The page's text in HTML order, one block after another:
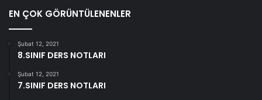
EN ÇOK GÖRÜNTÜLENENLER
Şubat 12, 2021
8.SINIF DERS NOTLARI
Şubat 12, 2021
7.SINIF DERS NOTLARI